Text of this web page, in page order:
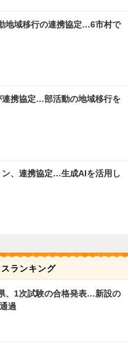
地域移行の連携協定…6市村で
連携協定…部活動の地域移行を
、連携協定…生成AIを活用し
ランキング
、1次試験の合格発表…新設の
過